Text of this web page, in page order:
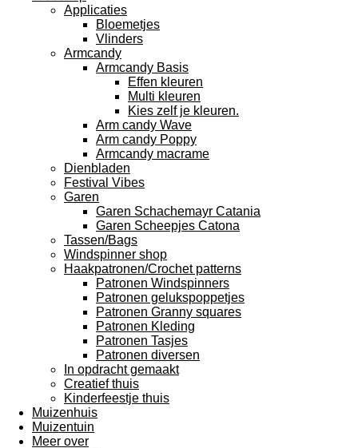
Applicaties
Bloemetjes
Vlinders
Armcandy
Armcandy Basis
Effen kleuren
Multi kleuren
Kies zelf je kleuren.
Arm candy Wave
Arm candy Poppy
Armcandy macrame
Dienbladen
Festival Vibes
Garen
Garen Schachemayr Catania
Garen Scheepjes Catona
Tassen/Bags
Windspinner shop
Haakpatronen/Crochet patterns
Patronen Windspinners
Patronen gelukspoppetjes
Patronen Granny squares
Patronen Kleding
Patronen Tasjes
Patronen diversen
In opdracht gemaakt
Creatief thuis
Kinderfeestje thuis
Muizenhuis
Muizentuin
Meer over